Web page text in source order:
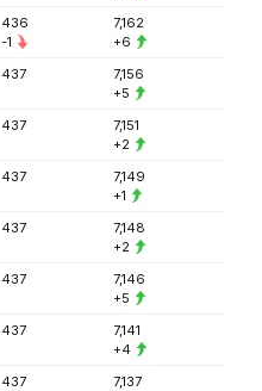
436
-1
7,162
+6
437
7,156
+5
437
7,151
+2
437
7,149
+1
437
7,148
+2
437
7,146
+5
437
7,141
+4
437
7,137